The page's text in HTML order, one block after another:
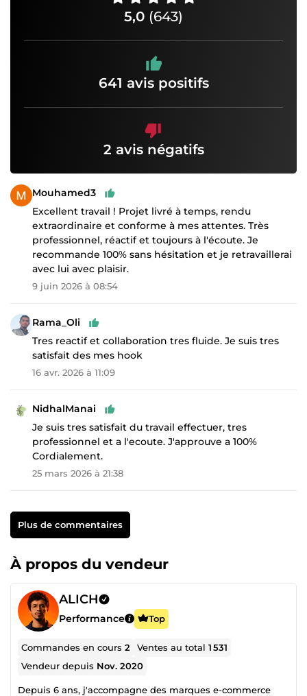
5,0 (643)
641 avis positifs
2 avis négatifs
Mouhamed3
Excellent travail ! Projet livré à temps, rendu
extraordinaire et conforme à mes attentes. Très
professionnel, réactif et toujours à l'écoute. Je
recommande 100% sans hésitation et je retravaillerai
avec lui avec plaisir.
9 juin 2026 à 08:54
Rama_Oli
Tres reactif et collaboration tres fluide. Je suis tres
satisfait des mes hook
16 avr. 2026 à 11:09
NidhalManai
Je suis tres satisfait du travail effectuer, tres
professionnel et a l'ecoute. J'approuve a 100%
Cordialement.
25 mars 2026 à 21:38
Plus de commentaires
À propos du vendeur
ALICH
Performance Top
Commandes en cours2 Ventes au total1 531
Vendeur depuis Nov. 2020
Depuis 6 ans, j'accompagne des marques e-commerce